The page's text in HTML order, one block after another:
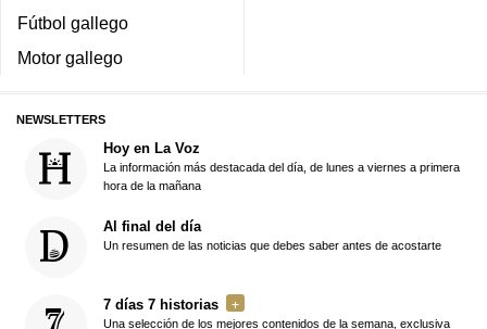
Fútbol gallego
Motor gallego
NEWSLETTERS
Hoy en La Voz
La información más destacada del día, de lunes a viernes a primera
hora de la mañana
Al final del día
Un resumen de las noticias que debes saber antes de acostarte
7 días 7 historias
Una selección de los mejores contenidos de la semana, exclusiva